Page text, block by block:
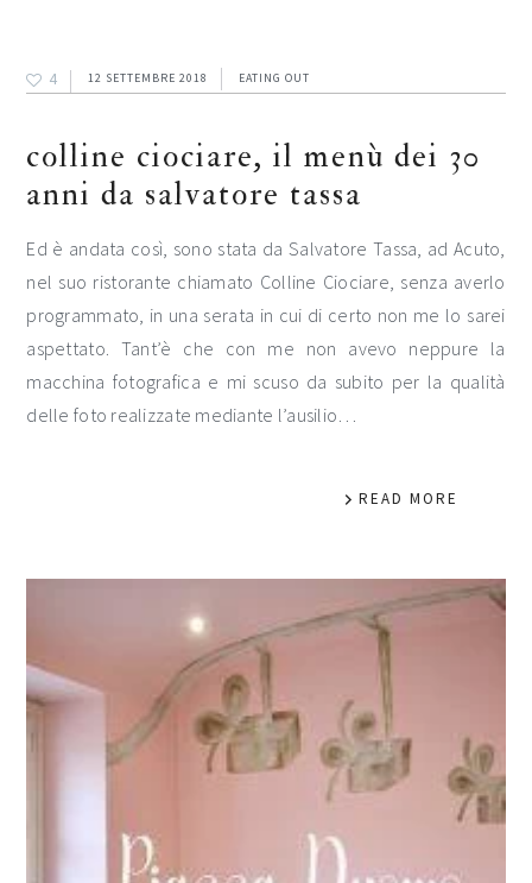
4 12 SETTEMBRE 2018 EATING OUT
colline ciociare, il menù dei 30
anni da salvatore tassa
Ed è andata così, sono stata da Salvatore Tassa, ad Acuto,
nel suo ristorante chiamato Colline Ciociare, senza averlo
programmato, in una serata in cui di certo non me lo sarei
aspettato. Tant’è che con me non avevo neppure la
macchina fotografica e mi scuso da subito per la qualità
delle foto realizzate mediante l’ausilio…
READ MORE